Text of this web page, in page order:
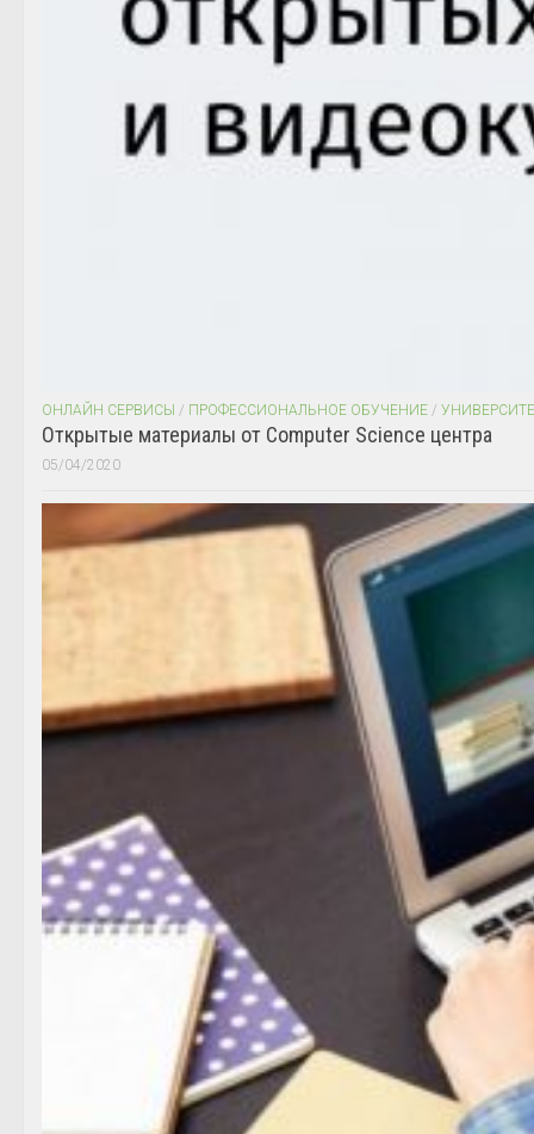
ОНЛАЙН СЕРВИСЫ / ПРОФЕССИОНАЛЬНОЕ ОБУЧЕНИЕ /
Открытые материалы от Computer Science центра
05/04/2020